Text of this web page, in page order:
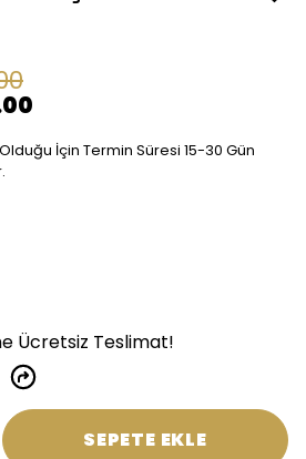
İçin Termin Süresi 15-30 Gün
Ücretsiz Teslimat!
SEPETE EKLE